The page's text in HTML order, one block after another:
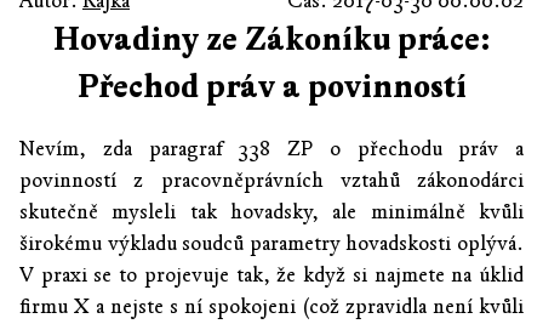
Hovadiny ze Zákoníku práce:
Přechod práv a povinností
Nevím, zda paragraf 338 ZP o přechodu práv a
povinností z pracovněprávních vztahů zákonodárci
skutečně mysleli tak hovadsky, ale minimálně kvůli
širokému výkladu soudců parametry hovadskosti oplývá.
V praxi se to projevuje tak, že když si najmete na úklid
firmu X a nejste s ní spokojeni (což zpravidla není kvůli